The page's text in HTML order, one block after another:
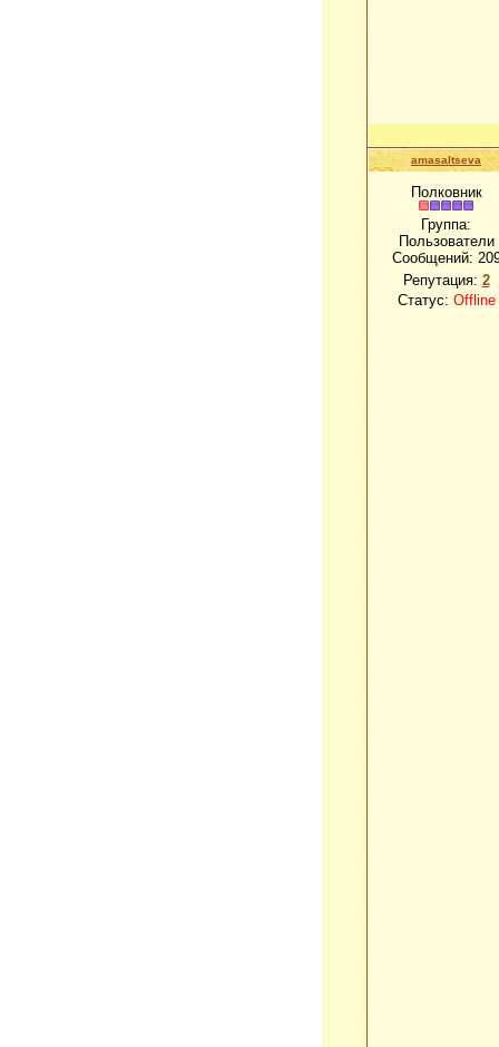
amasaltseva
Полковник
Группа:
Пользователи
Сообщений:
Репутация: 2
Статус: Offline